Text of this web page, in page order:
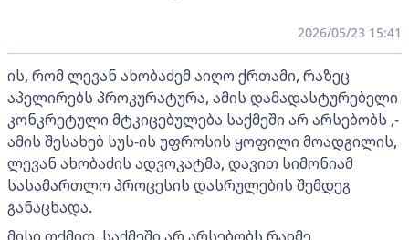
2026/05/23 15:41
ის, რომ ლევან ახობაძემ აიღო ქრთამი, რაზეც
აპელირებს პროკურატურა, ამის დამადასტურებელი
კონკრეტული მტკიცებულება საქმეში არ არსებობს ,-
ამის შესახებ სუს-ის უფროსის ყოფილი მოადგილის,
ლევან ახობაძის ადვოკატმა, დავით სიმონიამ
სასამართლო პროცესის დასრულების შემდეგ
განაცხადა.